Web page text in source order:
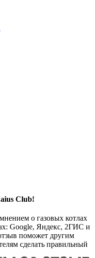
Club!
о газовых котлах
Google, Яндекс, 2ГИС и
поможет другим
сделать правильный